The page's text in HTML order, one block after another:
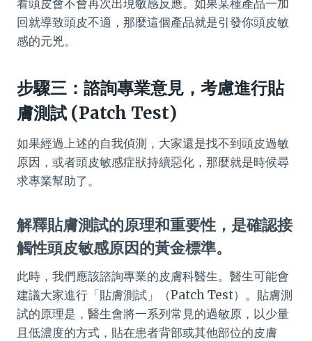
看頭皮會不會再次出現敏感反應。如果某種產品一加
回就導致頭皮不適，那麼這個產品就是引發你頭皮敏
感的元兇。
步驟三：諮詢專業意見，考慮進行貼
膚測試 (Patch Test)
如果經過上述的自我偵測，大家還是找不到頭皮過敏
原因，或者頭皮敏感症狀持續惡化，那麼就是時候尋
求專業幫助了。
解釋貼膚測試的原理和重要性，是確認接
觸性頭皮敏感原因的黃金標準。
此時，我們應該諮詢專業的皮膚科醫生。醫生可能會
建議大家進行「貼膚測試」（Patch Test）。貼膚測
試的原理是，醫生會將一系列常見的過敏原，以少量
且低濃度的方式，貼在患者背部或其他部位的皮膚